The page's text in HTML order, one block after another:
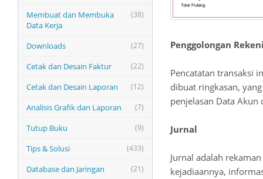
(38)
Membuat dan Membuka
Data Kerja
(27)
Downloads
(22)
Cetak dan Desain Faktur
(12)
Cetak dan Desain Laporan
(7)
Analisis Grafik dan Laporan
(9)
Tutup Buku
(433)
Tips & Solusi
(21)
Database dan Jaringan
Penggolongan
Pencatatan transaksi
dibuat ringkasan,
penjelasan Data Akun
Jurnal
Jurnal adalah
kejadiaannya,